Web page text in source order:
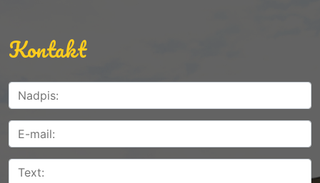
Kontakt